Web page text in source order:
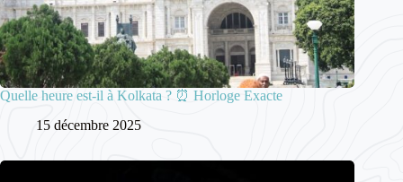
Quelle heure est-il à Kolkata ? ⏰ Horloge Exacte
15 décembre 2025